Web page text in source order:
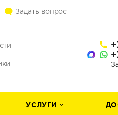
Задать вопрос
УСЛУГИ